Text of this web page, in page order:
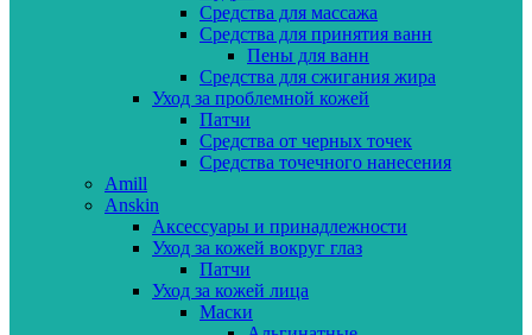
Средства для массажа
Средства для принятия ванн
Пены для ванн
Средства для сжигания жира
Уход за проблемной кожей
Патчи
Средства от черных точек
Средства точечного нанесения
Amill
Anskin
Аксессуары и принадлежности
Уход за кожей вокруг глаз
Патчи
Уход за кожей лица
Маски